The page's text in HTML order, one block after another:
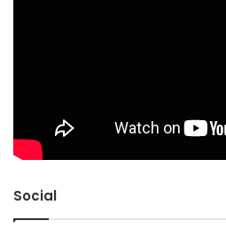
Social